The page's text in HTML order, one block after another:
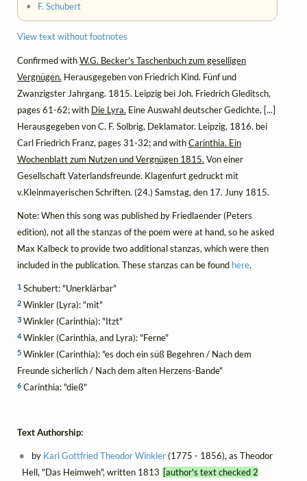
• F. Schubert
View text without footnotes
Confirmed withW.G. Becker's Taschenbuch zum geselligen
Vergnügen. Herausgegeben von Friedrich Kind. Fünf und
Zwanzigster Jahrgang. 1815. Leipzig bei Joh. Friedrich Gleditsch,
pages 61-62; with Die Lyra. Eine Auswahl deutscher Gedichte, [...]
Herausgegeben von C. F. Solbrig, Deklamator. Leipzig, 1816. bei
Carl Friedrich Franz, pages 31-32; and withCarinthia. Ein
Wochenblatt zum Nutzen und Vergnügen 1815. Von einer
Gesellschaft Vaterlandsfreunde. Klagenfurt gedruckt mit
v.Kleinmayerischen Schriften. (24.) Samstag, den 17. Juny 1815.
Note: When this song was published by Friedlaender (Peters
edition), not all the stanzas of the poem were at hand, so he asked
Max Kalbeck to provide two additional stanzas, which were then
included in the publication. These stanzas can be found here.
1 Schubert: "Unerklärbar"
2 Winkler (Lyra): "mit"
3 Winkler (Carinthia): "Itzt"
4Winkler (Carinthia, and Lyra): "Ferne"
5 Winkler (Carinthia): "es doch ein süß Begehren / Nach dem
Freunde sicherlich / Nach dem alten Herzens-Bande"
6 Carinthia: "dieß"
Text Authorship:
by Karl Gottfried Theodor Winkler(1775 - 1856), as Theodor
Hell, "Das Heimweh", written 1813 [author's text checked 2